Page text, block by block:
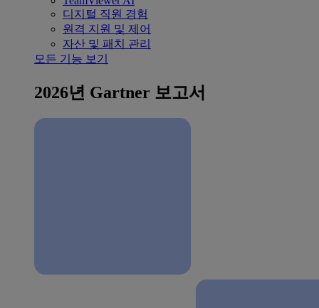
디지털 직원 경험
원격 지원 및 제어
자산 및 패치 관리
모든 기능 보기
2026년 Gartner 보고서